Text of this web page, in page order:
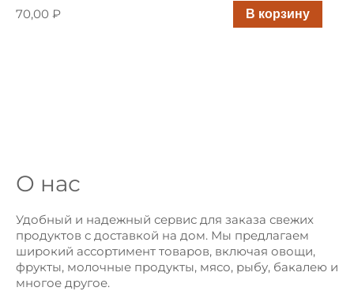
70,00 ₽ В корзину
О нас
Удобный и надежный сервис для заказа свежих
продуктов с доставкой на дом. Мы предлагаем
широкий ассортимент товаров, включая овощи,
фрукты, молочные продукты, мясо, рыбу, бакалею и
многое другое.
НАПИТКИ
+7 (499) 333-22-11